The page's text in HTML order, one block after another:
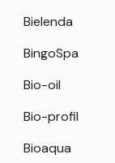
Bielenda
BingoSpa
Bio-oil
Bio-profil
Bioaqua